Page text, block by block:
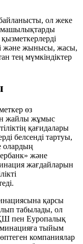
ол жеке
және жынысы, жасы,
тең мүмкіндіктер
өз
жайлы жұмыс
қағидалары
белсенді тартуы,
олардың
және
жағдайларын
қарсы
табылады, ол
пен Еуропалық
тыйым
компаниялар